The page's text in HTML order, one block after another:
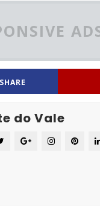
SHARE
do Vale